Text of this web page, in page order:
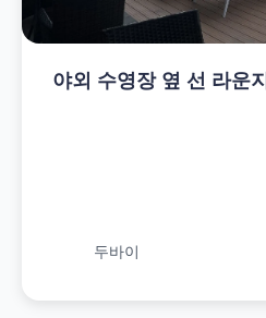
야외 수영장 옆 선 라운지
두바이